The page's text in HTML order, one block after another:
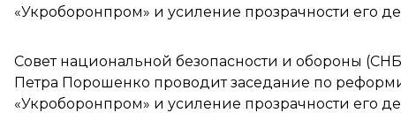
«Укроборонпром» и усиление прозрачности его
Совет национальной безопасности и обороны
Петра Порошенко проводит заседание по
«Укроборонпром» и усиление прозрачности его